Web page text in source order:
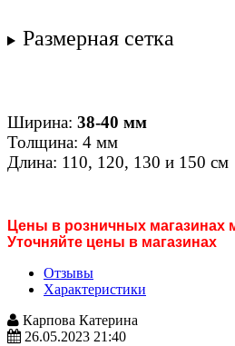
Размерная сетка
Ширина: 38-40 мм
Толщина: 4 мм
Длина: 110, 120, 130 и 150 см
Цены в розничных магазинах
Уточняйте цены в магазинах
Отзывы
Характеристики
Карпова Катерина
26.05.2023 21:40